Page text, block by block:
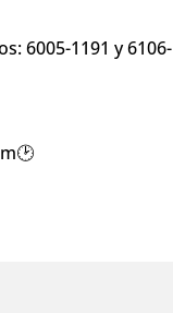
6005-1191 y 6106-